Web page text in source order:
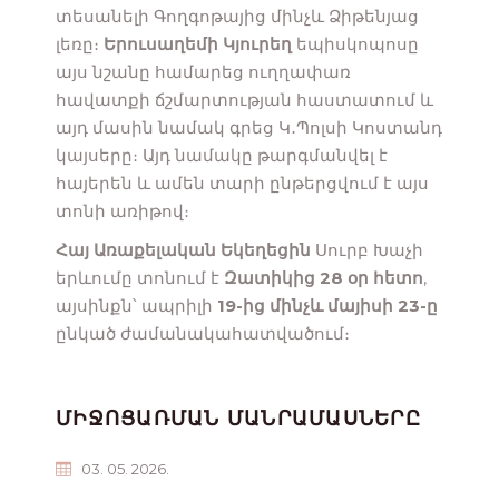
տեսանելի Գողգոթայից մինչև Ձիթենյաց
լեռը։ Երուսաղեմի Կյուրեղ եպիսկոպոսը
այս նշանը համարեց ուղղափառ
հավատքի ճշմարտության հաստատում և
այդ մասին նամակ գրեց Կ․Պոլսի Կոստանդ
կայսերը։ Այդ նամակը թարգմանվել է
հայերեն և ամեն տարի ընթերցվում է այս
տոնի առիթով։
Հայ Առաքելական Եկեղեցին Սուրբ Խաչի
երևումը տոնում է Զատիկից 28 օր հետո,
այսինքն՝ ապրիլի 19-ից մինչև մայիսի 23-ը
ընկած ժամանակահատվածում։
ՄԻՋՈՑԱՌՄԱՆ ՄԱՆՐԱՄԱՍՆԵՐԸ
03. 05. 2026.